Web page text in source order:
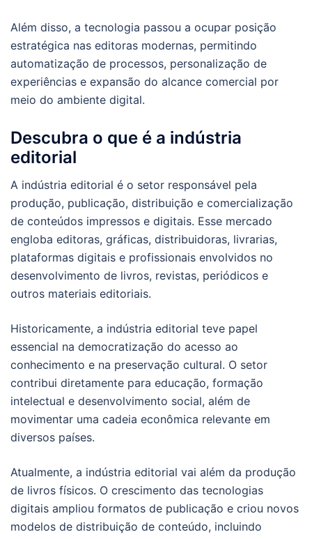
Além disso, a tecnologia passou a ocupar posição
estratégica nas editoras modernas, permitindo
automatização de processos, personalização de
experiências e expansão do alcance comercial por
meio do ambiente digital.
Descubra o que é a indústria
editorial
A indústria editorial é o setor responsável pela
produção, publicação, distribuição e comercialização
de conteúdos impressos e digitais. Esse mercado
engloba editoras, gráficas, distribuidoras, livrarias,
plataformas digitais e profissionais envolvidos no
desenvolvimento de livros, revistas, periódicos e
outros materiais editoriais.
Historicamente, a indústria editorial teve papel
essencial na democratização do acesso ao
conhecimento e na preservação cultural. O setor
contribui diretamente para educação, formação
intelectual e desenvolvimento social, além de
movimentar uma cadeia econômica relevante em
diversos países.
Atualmente, a indústria editorial vai além da produção
de livros físicos. O crescimento das tecnologias
digitais ampliou formatos de publicação e criou novos
modelos de distribuição de conteúdo, incluindo